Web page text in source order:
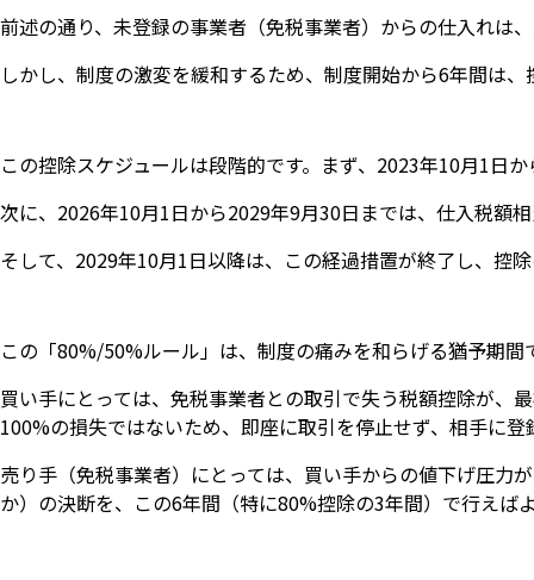
前述の通り、未登録の事業者（免税事業者）からの仕入れは
しかし、制度の激変を緩和するため、制度開始から6年間は
この控除スケジュールは段階的です。まず、2023年10月1日
次に、2026年10月1日から2029年9月30日までは、仕入税額
そして、2029年10月1日以降は、この経過措置が終了し、控
この「80%/50%ルール」は、制度の痛みを和らげる猶予期間
買い手にとっては、免税事業者との取引で失う税額控除が、
100%の損失ではないため、即座に取引を停止せず、相手に
売り手（免税事業者）にとっては、買い手からの値下げ圧力
か）の決断を、この6年間（特に80%控除の3年間）で行えば